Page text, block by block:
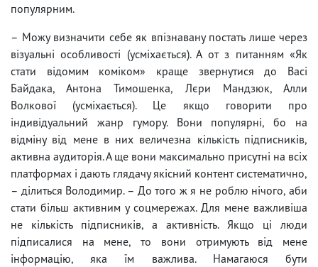
популярним.
– Можу визначити себе як впізнавану постать лише через
візуальні особливості (усміхається). А от з питанням «Як
стати відомим коміком» краще звернутися до Васі
Байдака, Антона Тимошенка, Лєри Мандзюк, Алли
Волкової (усміхається). Це якщо говорити про
індивідуальний жанр гумору. Вони популярні, бо на
відміну від мене в них величезна кількість підписників,
активна аудиторія. А ще вони максимально присутні на всіх
платформах і дають глядачу якісний контент систематично,
– ділиться Володимир. – До того ж я не роблю нічого, аби
стати більш активним у соцмережах. Для мене важливіша
не кількість підписників, а активність. Якщо ці люди
підписалися на мене, то вони отримують від мене
інформацію, яка їм важлива. Намагаюся бути